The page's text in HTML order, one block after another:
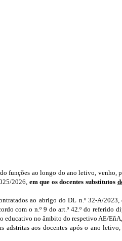
funções ao longo do ano letivo,
2026, em que os docentes substitutos
ao abrigo do DL n.º 32-A/
com o n.º 9 do art.º 42.º do referido
educativo no âmbito do respetivo AE/
aos docentes após o ano